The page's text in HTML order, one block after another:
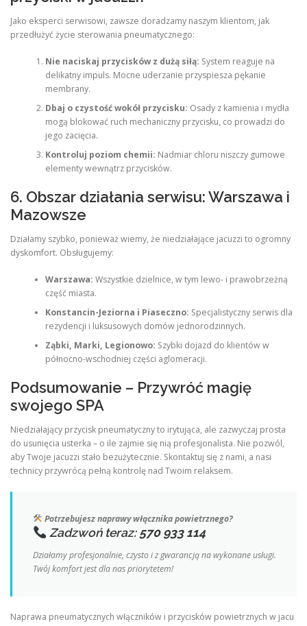
Jako eksperci serwisowi, zawsze doradzamy naszym klientom, jak
przedłużyć życie sterowania pneumatycznego:
Nie naciskaj przycisków z dużą siłą: System reaguje na
delikatny impuls. Mocne uderzanie przyspiesza pękanie
membrany.
Dbaj o czystość wokół przycisku: Osady z kamienia i mydła
mogą blokować ruch mechaniczny przycisku, co prowadzi do
jego zacięcia.
Kontroluj poziom chemii: Nadmiar chloru niszczy gumowe
elementy wewnątrz przycisków.
6. Obszar działania serwisu: Warszawa i
Mazowsze
Działamy szybko, ponieważ wiemy, że niedziałające jacuzzi to ogromny
dyskomfort. Obsługujemy:
Warszawa: Wszystkie dzielnice, w tym lewo- i prawobrzeżną
część miasta.
Konstancin-Jeziorna i Piaseczno: Specjalistyczny serwis dla
rezydencji i luksusowych domów jednorodzinnych.
Ząbki, Marki, Legionowo: Szybki dojazd do klientów w
północno-wschodniej części aglomeracji.
Podsumowanie – Przywróć magię
swojego SPA
Niedziałający przycisk pneumatyczny to irytująca, ale zazwyczaj prosta
do usunięcia usterka – o ile zajmie się nią profesjonalista. Nie pozwól,
aby Twoje jacuzzi stało bezużytecznie. Skontaktuj się z nami, a nasi
technicy przywrócą pełną kontrolę nad Twoim relaksem.
Potrzebujesz naprawy włącznika powietrznego?
Zadzwoń teraz: 570 933 114
Działamy profesjonalnie, czysto i z gwarancją na wykonane usługi.
Twój komfort jest dla nas priorytetem!
Naprawa pneumatycznych włączników i przycisków powietrznych w jacu